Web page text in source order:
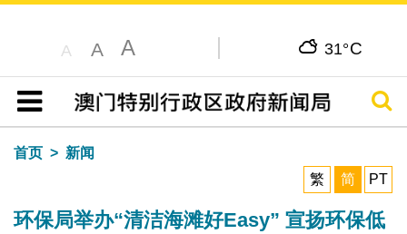
A A A 31°C
目录
搜寻
首页
新闻
繁
简 PT
环保局举办“清洁海滩好Easy” 宣扬环保低